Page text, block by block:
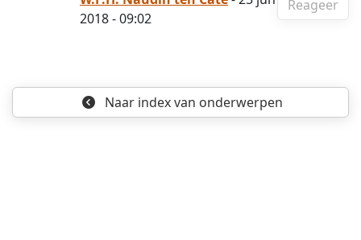
Reageer
2018 - 09:02
Naar indexvan onderwerpen